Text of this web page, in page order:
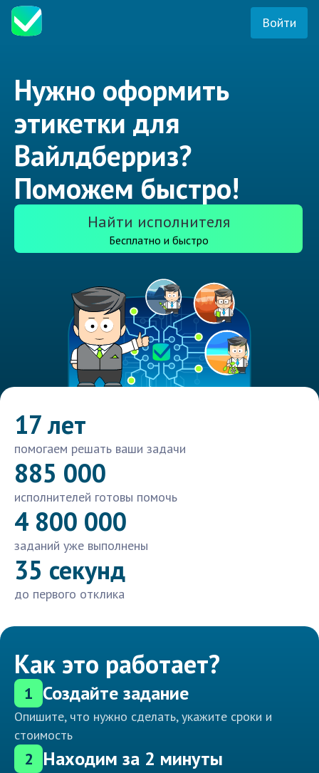
Войти
Нужно оформить
этикетки для
Вайлдберриз?
Поможем быстро!
Найти исполнителя
Бесплатно и быстро
17 лет
помогаем решать ваши задачи
885 000
исполнителей готовы помочь
4 800 000
заданий уже выполнены
35 секунд
до первого отклика
Как это работает?
1 Создайте задание
Опишите, что нужно сделать, укажите сроки и
стоимость
2 Находим за 2 минуты